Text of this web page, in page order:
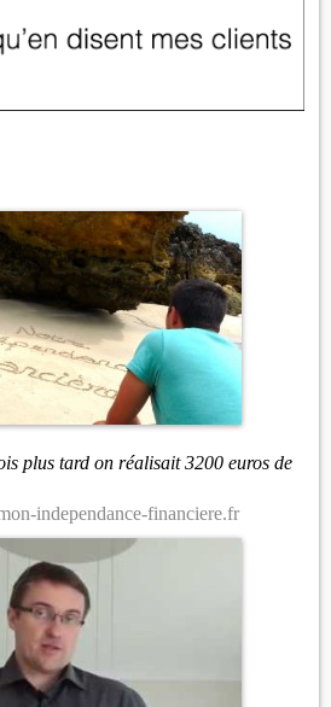
plus tard on réalisait 3200 euros de
independance-financiere.fr